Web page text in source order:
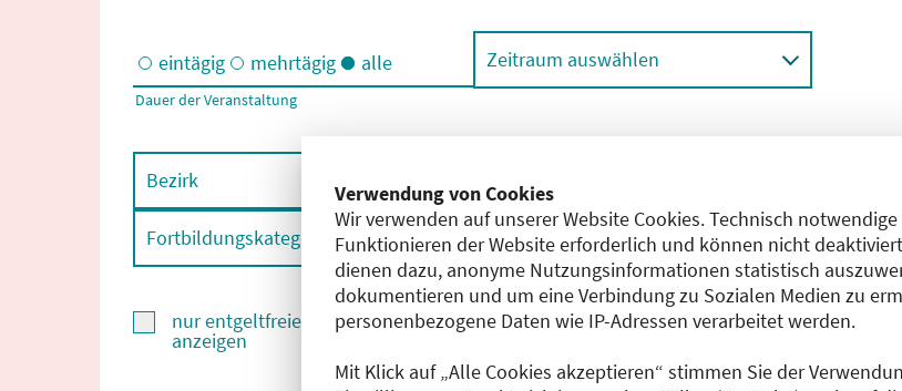
Verwendung von Cookies
Wir verwenden auf unserer Website Cookies. Technisch
Funktionieren der Website erforderlich und können nicht
dienen dazu, anonyme Nutzungsinformationen statistisch
dokumentieren und um eine Verbindung zu Sozialen Medien zu
personenbezogene Daten wie IP-Adressen verarbeitet werden.
Mit Klick auf „Alle Cookies akzeptieren“ stimmen Sie der
Eintägige und/oder mehrtägige Veranstaltungen
eintägig mehrtägig alle
Dauer der Veranstaltung
Zeitraum auswählen
Bezirk
Fortbildungskategorie Fachgebiet
nur entgeltfreie Fortbildungen
anzeigen